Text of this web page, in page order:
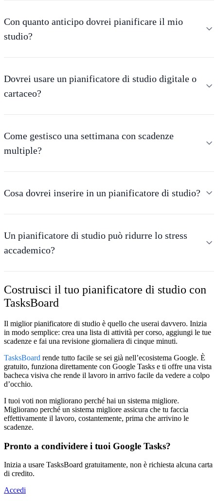
Con quanto anticipo dovrei pianificare il mio
studio?
Dovrei usare un pianificatore di studio digitale o
cartaceo?
Come gestisco una settimana con scadenze
multiple?
Cosa dovrei inserire in un pianificatore di studio?
Un pianificatore di studio può ridurre lo stress
accademico?
Costruisci il tuo pianificatore di studio con
TasksBoard
Il miglior pianificatore di studio è quello che userai davvero. Inizia
in modo semplice: crea una lista di attività per corso, aggiungi le tue
scadenze e fai una revisione giornaliera di cinque minuti.
TasksBoard rende tutto facile se sei già nell’ecosistema Google. È
gratuito, funziona direttamente con Google Tasks e ti offre una vista
bacheca visiva che rende il lavoro in arrivo facile da vedere a colpo
d’occhio.
I tuoi voti non migliorano perché hai un sistema migliore.
Migliorano perché un sistema migliore assicura che tu faccia
effettivamente il lavoro, costantemente, prima che arrivino le
scadenze.
Pronto a condividere i tuoi Google Tasks?
Inizia a usare TasksBoard gratuitamente, non è richiesta alcuna carta
di credito.
Accedi